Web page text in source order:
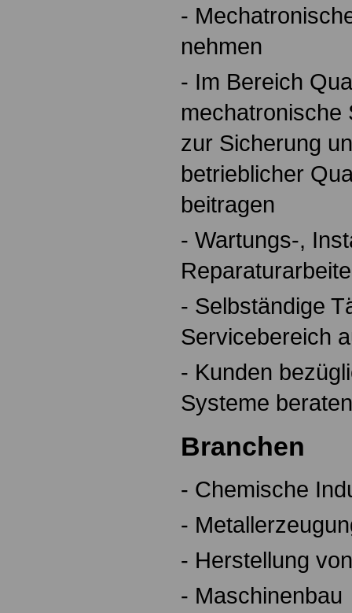
-
nehmen
- Im Bereich
mechatronische
zur Sicherung
betrieblicher
beitragen
- Wartungs-,
- Selbständige
Servicebereich
- Kunden
Systeme
Branchen
- Chemische
-
- Herstellung
- Maschinenbau